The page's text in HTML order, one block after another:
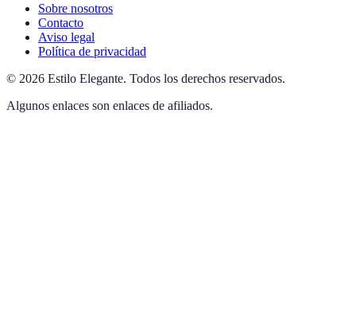
Sobre nosotros
Contacto
Aviso legal
Política de privacidad
© 2026 Estilo Elegante. Todos los derechos reservados.
Algunos enlaces son enlaces de afiliados.